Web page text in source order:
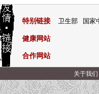
特别链接 卫生部 国家
健康网站
合作网站
关于我们